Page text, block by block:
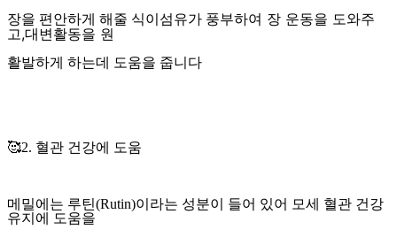
장을 편안하게 해줄 식이섬유가 풍부하여 장 운동을 도와주
고,대변활동을 원
활발하게 하는데 도움을 줍니다
🥰2. 혈관 건강에 도움
메밀에는 루틴(Rutin)이라는 성분이 들어 있어 모세 혈관 건강
유지에 도움을